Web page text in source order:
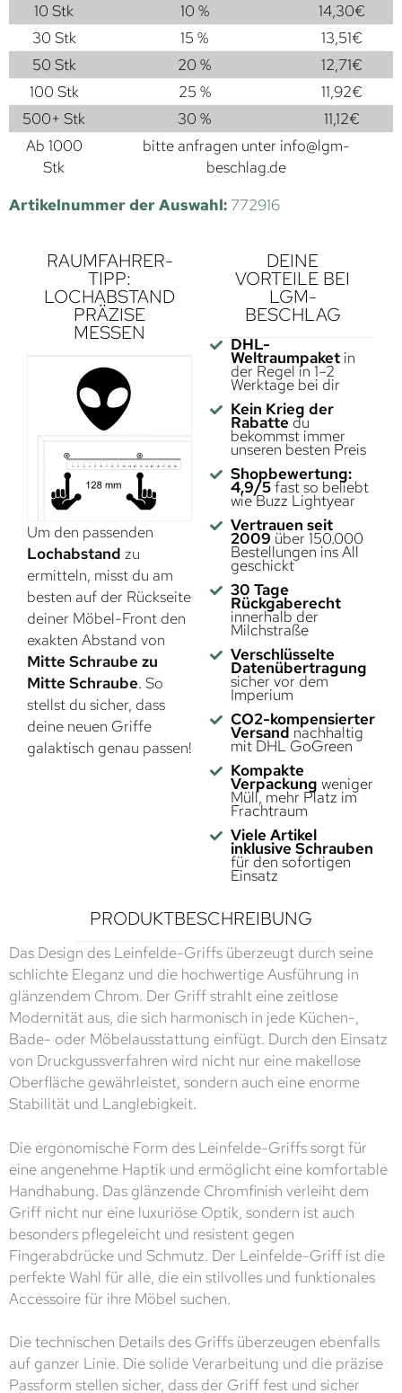
10 Stk
10 % 14,30€
30 Stk
15 % 13,51€
50 Stk
20 % 12,71€
100 Stk
25 % 11,92€
500+ Stk
30 % 11,12€
Ab 1000
Stk
bitte anfragen unter info@lgm-
beschlag.de
Artikelnummer der Auswahl: 772916
RAUMFAHRER-
TIPP:
LOCHABSTAND
PRÄZISE
MESSEN
Um den passenden
Lochabstand zu
ermitteln, misst du am
besten auf der Rückseite
deiner Möbel-Front den
exakten Abstand von
Mitte Schraube zu
Mitte Schraube. So
stellst du sicher, dass
deine neuen Griffe
galaktisch genau passen!
DEINE
VORTEILE BEI
LGM-
BESCHLAG
DHL-
Weltraumpaketin
der Regel in 1–2
Werktage bei dir
Kein Krieg der
Rabatte du
bekommst immer
unseren besten Preis
Shopbewertung:
4,9/5fast so beliebt
wie Buzz Lightyear
Vertrauen seit
2009 über 150.000
Bestellungen ins All
geschickt
30 Tage
Rückgaberecht
innerhalb der
Milchstraße
Verschlüsselte
Datenübertragung
sicher vor dem
Imperium
CO2-kompensierter
Versand nachhaltig
mit DHL GoGreen
Kompakte
Verpackung weniger
Müll, mehr Platz im
Frachtraum
Viele Artikel
inklusive Schrauben
für den sofortigen
Einsatz
PRODUKTBESCHREIBUNG
Das Design des Leinfelde-Griffs überzeugt durch seine
schlichte Eleganz und die hochwertige Ausführung in
glänzendem Chrom. Der Griff strahlt eine zeitlose
Modernität aus, die sich harmonisch in jede Küchen-,
Bade- oder Möbelausstattung einfügt. Durch den Einsatz
von Druckgussverfahren wird nicht nur eine makellose
Oberfläche gewährleistet, sondern auch eine enorme
Stabilität und Langlebigkeit.
Die ergonomische Form des Leinfelde-Griffs sorgt für
eine angenehme Haptik und ermöglicht eine komfortable
Handhabung. Das glänzende Chromfinish verleiht dem
Griff nicht nur eine luxuriöse Optik, sondern ist auch
besonders pflegeleicht und resistent gegen
Fingerabdrücke und Schmutz. Der Leinfelde-Griff ist die
perfekte Wahl für alle, die ein stilvolles und funktionales
Accessoire für ihre Möbel suchen.
Die technischen Details des Griffs überzeugen ebenfalls
auf ganzer Linie. Die solide Verarbeitung und die präzise
Passform stellen sicher, dass der Griff fest und sicher